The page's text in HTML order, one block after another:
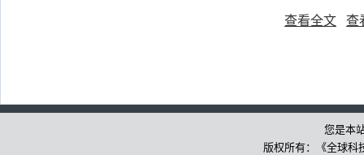
查看全文 查
您是本
版权所有：《全球科